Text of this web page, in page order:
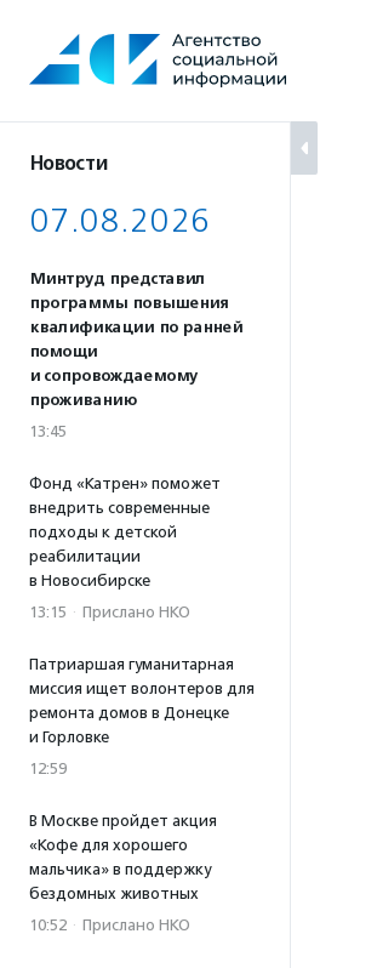
содержанию
Новости
07.08.2026
Минтруд представил
программы повышения
квалификации по ранней
помощи
и сопровождаемому
проживанию
13:45
Фонд «Катрен» поможет
внедрить современные
подходы к детской
реабилитации
в Новосибирске
13:15 · Прислано НКО
Патриаршая гуманитарная
миссия ищет волонтеров для
ремонта домов в Донецке
и Горловке
12:59
В Москве пройдет акция
«Кофе для хорошего
мальчика» в поддержку
бездомных животных
10:52 · Прислано НКО